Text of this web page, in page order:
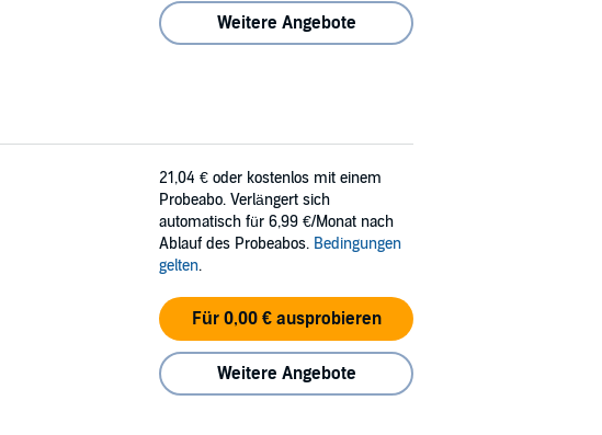
Weitere Angebote
21,04 € oder kostenlos mit einem
Probeabo. Verlängert sich
automatisch für 6,99 €/Monat nach
Ablauf des Probeabos. Bedingungen
gelten.
Für 0,00 € ausprobieren
Weitere Angebote